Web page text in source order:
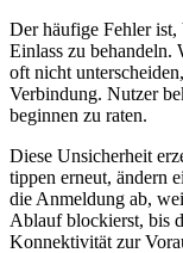
Der häufige Fehler ist,
Einlass zu behandeln.
oft nicht
Verbindung. Nutzer
beginnen zu raten.
Diese Unsicherheit
tippen erneut, ändern
die Anmeldung ab,
Ablauf blockierst, bis
Konnektivität zur